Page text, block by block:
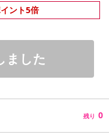
ント5倍
ました
残り 0